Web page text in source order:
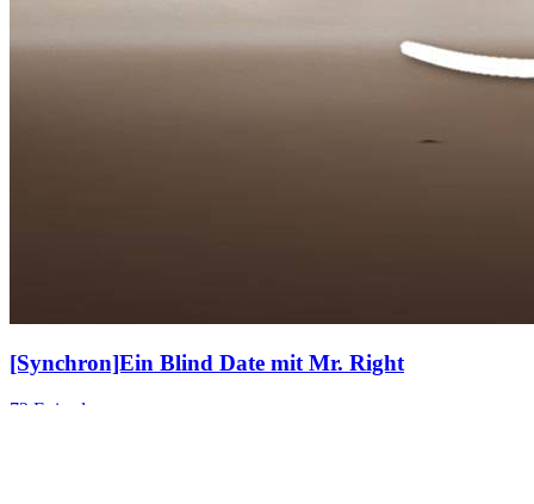
[Synchron]Ein Blind Date mit Mr. Right
72 Episodes